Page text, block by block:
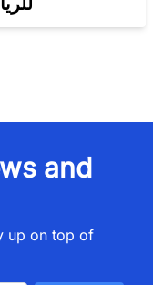
and
up on top of